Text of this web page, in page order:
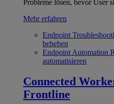
Probleme lösen, bevor User
Mehr erfahren
Endpoint
beheben
Endpoint Automation
automatisieren
Connected
Frontline